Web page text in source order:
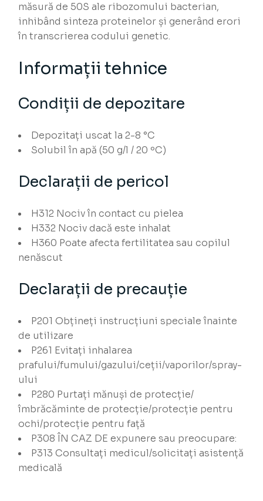
măsură de 50S ale ribozomului bacterian,
inhibând sinteza proteinelor și generând erori
în transcrierea codului genetic.
Informații tehnice
Condiții de depozitare
Depozitați uscat la 2-8 °C
Solubil în apă (50 g/l / 20 ºC)
Declarații de pericol
H312 Nociv în contact cu pielea
H332 Nociv dacă este inhalat
H360 Poate afecta fertilitatea sau copilul
nenăscut
Declarații de precauție
P201 Obțineți instrucțiuni speciale înainte
de utilizare
P261 Evitați inhalarea
prafului/fumului/gazului/ceții/vaporilor/spray-
ului
P280 Purtați mănuși de protecție/
îmbrăcăminte de protecție/protecție pentru
ochi/protecție pentru față
P308 ÎN CAZ DE expunere sau preocupare:
P313 Consultați medicul/solicitați asistență
medicală